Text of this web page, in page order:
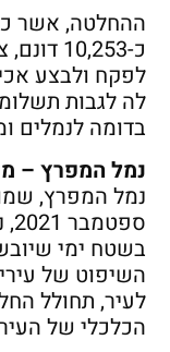
ההחלטה, אשר
כ-
לפקח ולבצע
לה לגבות
בדומה לנמלים
נמל המפרץ –
בשטח ימי
השיפוט של
לעיר, תחולל
הכלכלי של